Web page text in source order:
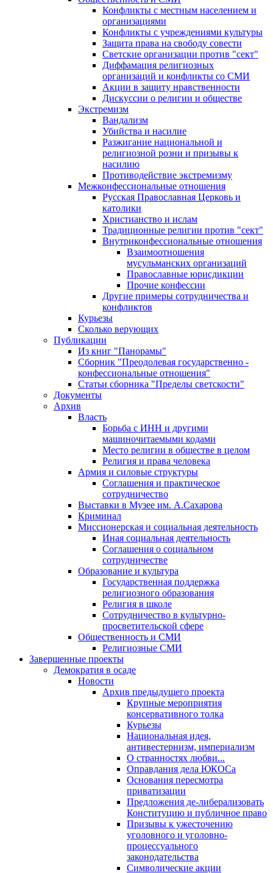
Конфликты с местным населением и
организациями
Конфликты с учреждениями культуры
Защита права на свободу совести
Светские организации против "сект"
Диффамация религиозных
организаций и конфликты со СМИ
Акции в защиту нравственности
Дискуссии о религии и обществе
Экстремизм
Вандализм
Убийства и насилие
Разжигание национальной и
религиозной розни и призывы к
насилию
Противодействие экстремизму
Межконфессиональные отношения
Русская Православная Церковь и
католики
Христианство и ислам
Традиционные религии против "сект"
Внутриконфессиональные отношения
Взаимоотношения
мусульманских организаций
Православные юрисдикции
Прочие конфессии
Другие примеры сотрудничества и
конфликтов
Курьезы
Сколько верующих
Публикации
Из книг "Панорамы"
Сборник "Преодолевая государственно -
конфессиональные отношения"
Статьи сборника "Пределы светскости"
Документы
Архив
Власть
Борьба с ИНН и другими
машиночитаемыми кодами
Место религии в обществе в целом
Религия и права человека
Армия и силовые структуры
Соглашения и практическое
сотрудничество
Выставки в Музее им. А.Сахарова
Криминал
Миссионерская и социальная деятельность
Иная социальная деятельность
Соглашения о социальном
сотрудничестве
Образование и культура
Государственная поддержка
религиозного образования
Религия в школе
Сотрудничество в культурно-
просветительской сфере
Общественность и СМИ
Религиозные СМИ
Завершенные проекты
Демократия в осаде
Новости
Архив предыдущего проекта
Крупные мероприятия
консервативного толка
Курьезы
Национальная идея,
антивестернизм, империализм
О странностях любви...
Оправдания дела ЮКОСа
Основания пересмотра
приватизации
Предложения де-либерализовать
Конституцию и публичное право
Призывы к ужесточению
уголовного и уголовно-
процессуального
законодательства
Символические акции